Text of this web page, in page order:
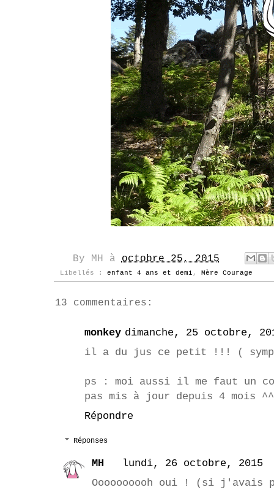
By MH àoctobre 25, 2015
Libellés : enfant 4 ans et demi , Mère Courage
13 commentaires:
monkey dimanche, 25 octobre,
il a du jus ce petit !!! (
ps : moi aussi il me faut un
pas mis à jour depuis 4 mois ^^
Répondre
Réponses
MH
lundi, 26 octobre, 2015
Oooooooooh oui ! (si j'avais